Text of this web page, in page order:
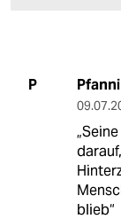
P Pfanni
blieb“